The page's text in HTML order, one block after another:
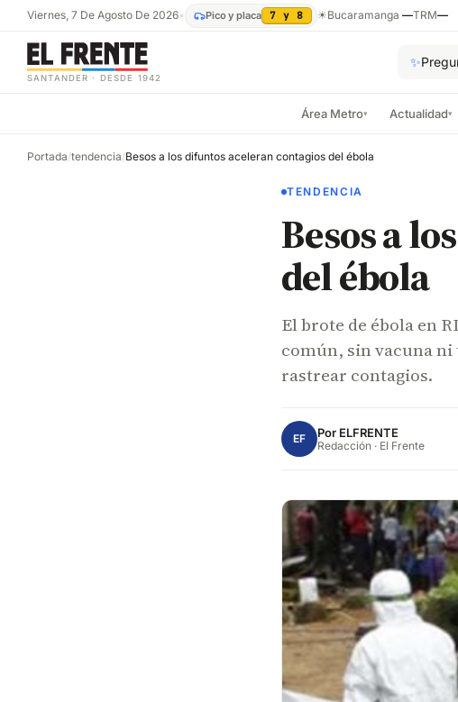
Viernes, 7 De Agosto De 2026• Pico y placa 7 y 8 ☀Bucaramanga —TRM—
SANTANDER · DESDE 1942
✨
Área Metro▾ Actualidad▾
Portada/tendencia/Besos a los difuntos aceleran contagios del ébola
TENDENCIA
Besos a
del ébola
El brote de ébola en
común, sin vacuna
rastrear contagios.
EF Por ELFRENTE
Redacción · El Frente